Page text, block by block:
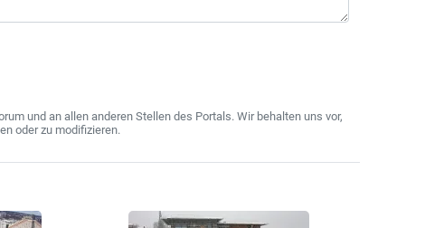
und an allen anderen Stellen des Portals. Wir behalten uns vor,
oder zu modifizieren.